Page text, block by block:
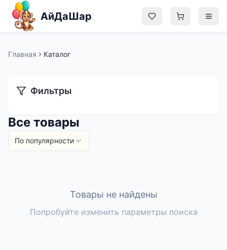
Перейти к содержимому
АйДаШар
Каталог
Блог
О нас
Главная Каталог
Фильтры
Все товары
По популярности
Товары не найдены
Попробуйте изменить параметры поиска